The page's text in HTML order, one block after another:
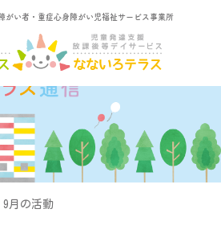
がい者・重症心身障がい児福祉サービス事業所
9月の活動